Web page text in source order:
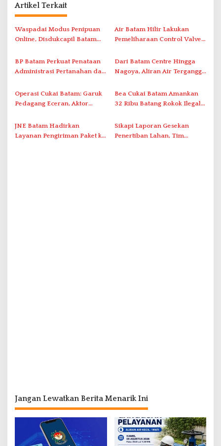
g
s
p
o
s
Artikel Terkait
Waspadai Modus Penipuan
Online, Disdukcapil Batam
Tatap Muka
Air Batam Hilir Lakukan
Pemeliharaan Control Valve,
BP Batam Perkuat Penataan
Administrasi Pertanahan dan
Dari Batam Centre Hingga
Nagoya, Aliran Air Terganggu
Duriangkang
Operasi Cukai Batam: Garuk
Pedagang Eceran, Aktor
Tersentuh?
Bea Cukai Batam Amankan
32 Ribu Batang Rokok Ilegal
JNE Batam Hadirkan
Layanan Pengiriman Paket ke
Sikapi Laporan Gesekan
Penertiban Lahan, Tim
Jangan Lewatkan Berita Menarik Ini